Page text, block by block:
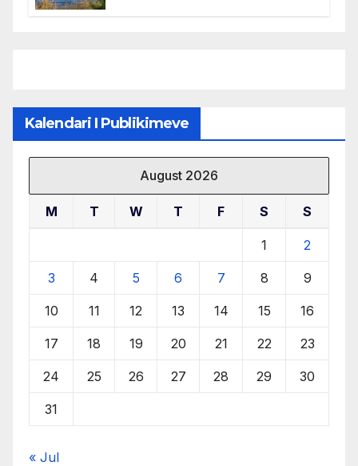
Kalendari I Publikimeve
August 2026
M T W T F S S
1 2
3 4 5 6 7 8 9
10 11 12 13 14 15 16
17 18 19 20 21 22 23
24 25 26 27 28 29 30
31
« Jul